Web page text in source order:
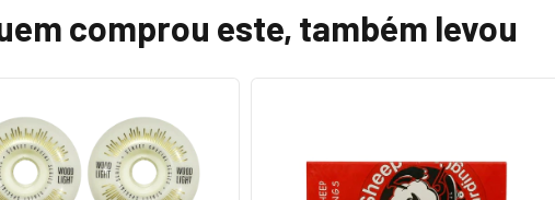
comprou este, também levou